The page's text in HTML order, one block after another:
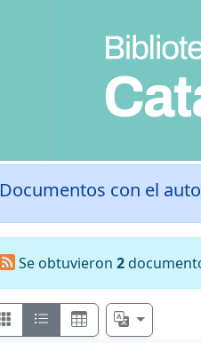
Documentos con el
Se obtuvieron 2